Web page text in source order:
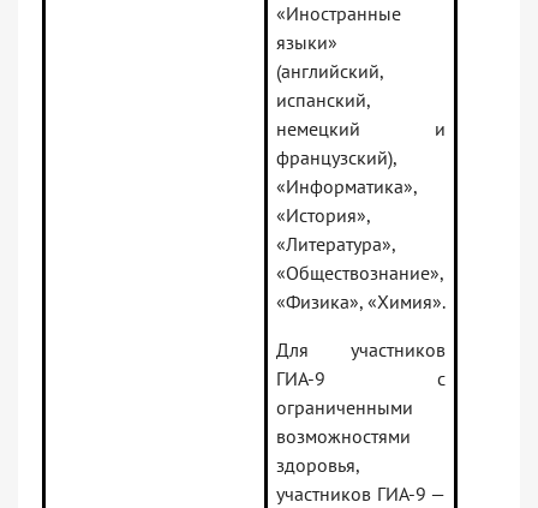
«Иностранные
языки»
(английский,
испанский,
немецкий и
французский),
«Информатика»,
«История»,
«Литература»,
«Обществознание»,
«Физика», «Химия».
Для участников
ГИА-9 с
ограниченными
возможностями
здоровья,
участников ГИА-9 —